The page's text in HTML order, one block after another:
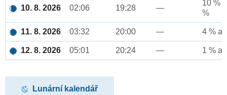
10. 8. 2026 02:06 19:28 —
10 %
%
11. 8. 2026 03:32 20:00 — 4 %
12. 8. 2026 05:01 20:24 — 1 %
Lunární kalendář